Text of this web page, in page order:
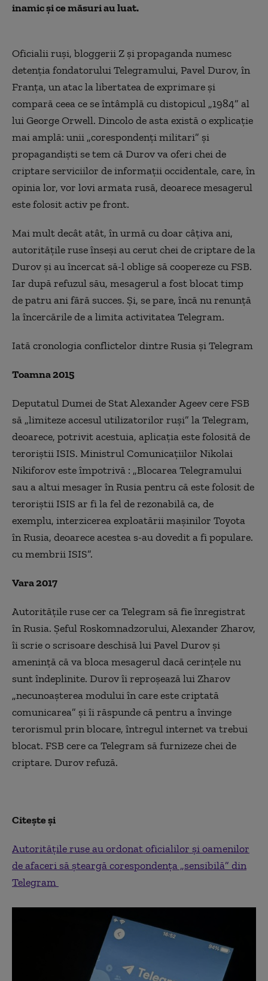
inamic și ce măsuri au luat.
Oficialii ruși, bloggerii Z și propaganda numesc
detenția fondatorului Telegramului, Pavel Durov, în
Franța, un atac la libertatea de exprimare și
compară ceea ce se întâmplă cu distopicul „1984” al
lui George Orwell. Dincolo de asta există o explicație
mai amplă: unii „corespondenți militari” și
propagandiști se tem că Durov va oferi chei de
criptare serviciilor de informații occidentale, care, în
opinia lor, vor lovi armata rusă, deoarece mesagerul
este folosit activ pe front.
Mai mult decât atât, în urmă cu doar câțiva ani,
autoritățile ruse înseși au cerut chei de criptare de la
Durov și au încercat să-l oblige să coopereze cu FSB.
Iar după refuzul său, mesagerul a fost blocat timp
de patru ani fără succes. Și, se pare, încă nu renunță
la încercările de a limita activitatea Telegram.
Iată cronologia conflictelor dintre Rusia și Telegram
Toamna 2015
Deputatul Dumei de Stat Alexander Ageev cere FSB
să „limiteze accesul utilizatorilor ruși” la Telegram,
deoarece, potrivit acestuia, aplicația este folosită de
teroriștii ISIS. Ministrul Comunicațiilor Nikolai
Nikiforov este împotrivă : „Blocarea Telegramului
sau a altui mesager în Rusia pentru că este folosit de
teroriștii ISIS ar fi la fel de rezonabilă ca, de
exemplu, interzicerea exploatării mașinilor Toyota
în Rusia, deoarece acestea s-au dovedit a fi populare.
cu membrii ISIS”.
Vara 2017
Autoritățile ruse cer ca Telegram să fie înregistrat
în Rusia. Șeful Roskomnadzorului, Alexander Zharov,
îi scrie o scrisoare deschisă lui Pavel Durov și
amenință că va bloca mesagerul dacă cerințele nu
sunt îndeplinite. Durov îi reproșează lui Zharov
„necunoașterea modului în care este criptată
comunicarea” și îi răspunde că pentru a învinge
terorismul prin blocare, întregul internet va trebui
blocat. FSB cere ca Telegram să furnizeze chei de
criptare. Durov refuză.
Citește și
Autoritățile ruse au ordonat oficialilor și oamenilor
de afaceri să șteargă corespondența „sensibilă” din
Telegram